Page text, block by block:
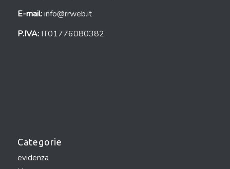
E-mail:info@rrweb.it
P.IVA:IT01776080382
Categorie
evidenza